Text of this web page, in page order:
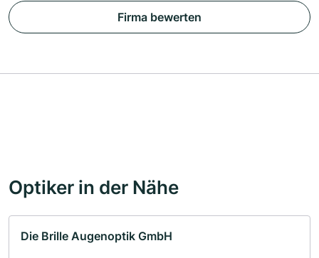
Firma bewerten
Optiker in der Nähe
Die Brille Augenoptik GmbH